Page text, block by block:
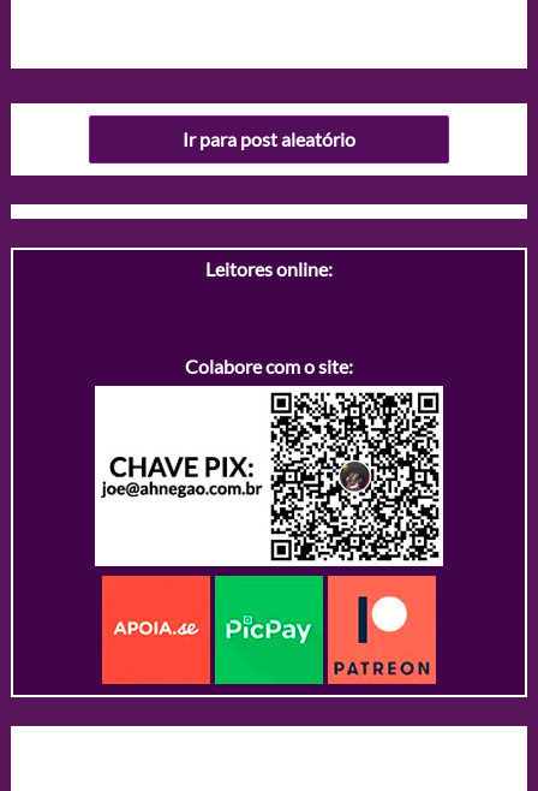
Ir para post aleatório
Leitores online:
Colabore com o site: